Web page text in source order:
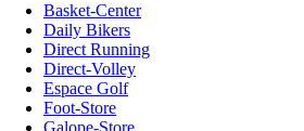
Basket-Center
Daily Bikers
Direct Running
Direct-Volley
Espace Golf
Foot-Store